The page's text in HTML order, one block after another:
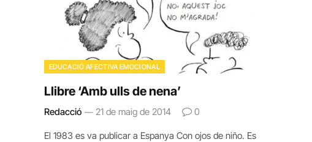
EDUCACIÓ AFECTIVA EMOCIONAL
Llibre ‘Amb ulls de nena’
Redacció 21 de maig de 2014 0
El 1983 es va publicar a Espanya Con ojos de niño. Es